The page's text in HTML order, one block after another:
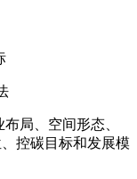
局、空间形态、
控碳目标和发展模